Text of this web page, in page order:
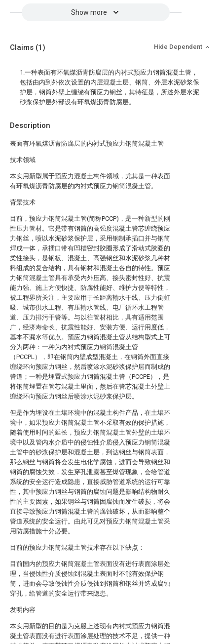
Show more
Description
表面有环氧煤沥青防腐层的内衬式预应力钢筒混凝土管
技术领域
本实用新型属于预应力混凝土构件领域，尤其是一种表面
有环氧煤沥青防腐层的内衬式预应力钢筒混凝土管。
背景技术
目前，预应力钢筒混凝土管(简称PCCP)，是一种新型的刚
性压力管材。它是带有钢筒的高强度混凝土管芯缠绕预应
力钢丝，喷以水泥砂浆保护层，采用钢制承插口并与钢筒
焊成一体，承插口带有凹槽密封胶圈形成了滑动式胶圈的
柔性接头，是钢板、混凝土、高强钢丝和水泥砂浆几种材
料组成的复合结构，具有钢材和混凝土各自的特性。预应
力钢筒混凝土管具有承受内外压高、接头密封性好、抗震
能力强、施上方便快捷、防腐性能好、维护方便等特性，
被工程界所关注，主要应用于长距离输水干线、压力倒虹
吸、城市供水工程、有压输水管线、电厂循环水工程管
道、压力排污干管等。与以往管材相比，具有适用范围
广，经济寿命长、抗震性能好、安装方便、运行用度低，
基本不漏水等优点。预应力钢筒混凝土管从结构型式上可
分为两种：一种为内衬式预应力钢筒混凝土管
（PCCPL），即在钢筒内壁成型混凝土，在钢筒外面直接
缠绕环向预应力钢丝，然后喷涂水泥砂浆保护层而制成的
管道；一种是埋置式预应力钢筒混凝土管（PCCPE），是
将钢筒埋置在管芯混凝土里面，然后在管芯混凝土外壁上
缠绕环向预应力钢丝后喷涂水泥砂浆保护层。
但是作为埋设在土壤环境中的混凝土构件产品，在土壤环
境中，如果预应力钢筒混凝土管不采取有效的保护措施，
随着使用时间的延长，预应力钢筒混凝土管外壁的土壤环
境中以及管内水介质中的侵蚀性介质侵入预应力钢筒混凝
土管中的砂浆保护层和混凝土层，到达钢丝与钢筒表面，
那么钢丝与钢筒将会发生电化学腐蚀，进而会导致钢丝和
钢筒的腐蚀失效，发生穿孔泄露甚至爆管现象，会给管道
系统的安全运行造成隐患，直接威胁管道系统的运行可靠
性，其中预应力钢丝与钢筒的腐蚀问题是影响结构物耐久
性的主要因素，如果钢丝与钢筒因腐蚀而发生破损，将会
直接导致预应力钢筒混凝土管的腐蚀破坏，从而影响整个
管道系统的安全运行。由此可见对预应力钢筒混凝土管采
用防腐措施十分必要。
目前的预应力钢筒混凝土管技术存在以下缺点：
目前国内的预应力钢筒混凝土管表面没有进行表面涂层处
理，当侵蚀性介质侵蚀到混凝土表面时不能有效保护钢
筒，进而会导致侵蚀性介质侵蚀到钢筒和钢丝并造成腐蚀
穿孔，给管道的安全运行带来隐患。
发明内容
本实用新型的目的是为克服上述现有内衬式预应力钢筒混
凝土管表面没有进行表面涂层处理的技术不足，提供一种
Claims (1) Hide Dependent
1.一种表面有环氧煤沥青防腐层的内衬式预应力钢筒混凝土管，
包括由内到外依次设置的内层混凝土层、钢筒、外层水泥砂浆保
护层，钢筒外壁上缠绕有预应力钢丝，其特征是，所述外层水泥
砂浆保护层外部设有环氧煤沥青防腐层。